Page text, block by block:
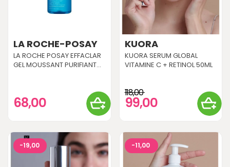
LA ROCHE-POSAY
LA ROCHE POSAY EFFACLAR
GEL MOUSSANT PURIFIANT...
68,00
KUORA
KUORA SERUM GLOBAL
VITAMINE C + RETINOL 50ML
118,00
99,00
-19,00 -11,00